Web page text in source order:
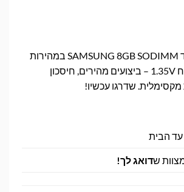
זיכרון למחשב נייד SAMSUNG 8GB SODIMM במהירות
1600MHz ובמתח 1.35V – ביצועים מהירים, חיסכון
שדרגו עכשיו!
הבית
שדואג לך!